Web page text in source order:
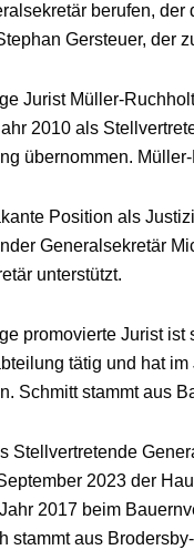
berufen,
Gersteuer, der
Jurist Müller-
2010 als
übernommen.
Position als
Generalsekretär
unterstützt.
promovierte Jurist
tätig und hat
Schmitt stammt aus
Stellvertretende
2023 der
2017 beim
stammt aus